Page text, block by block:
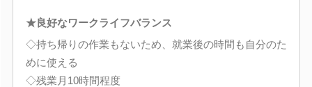
★良好なワークライフバランス
◇持ち帰りの作業もないため、就業後の時間も自分のた
めに使える
◇残業月10時間程度